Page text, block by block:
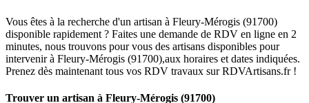
Vous êtes à la recherche d'un artisan à Fleury-Mérogis (91700)
disponible rapidement ? Faites une demande de RDV en ligne en 2
minutes, nous trouvons pour vous des artisans disponibles pour
intervenir à Fleury-Mérogis (91700),aux horaires et dates indiquées.
Prenez dès maintenant tous vos RDV travaux sur RDVArtisans.fr !
Trouver un artisan à Fleury-Mérogis (91700)